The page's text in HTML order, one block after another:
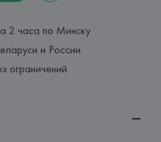
2 часа по Минску
и России
ограничений